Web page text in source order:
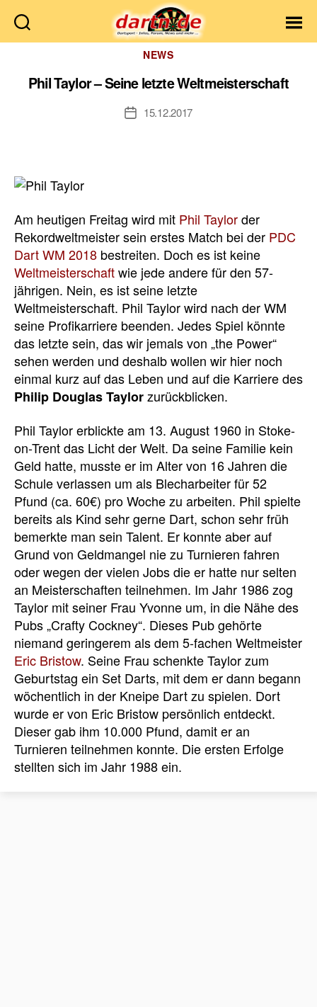
Dartn.de
Kategorien
NEWS
Phil Taylor – Seine letzte Weltmeisterschaft
Veröffentlichungsdatum
15.12.2017
Am heutigen Freitag wird mit Phil Taylorder
Rekordweltmeister sein erstes Match bei der PDC
Dart WM 2018 bestreiten. Doch es ist keine
Weltmeisterschaftwie jede andere für den 57-
jährigen. Nein, es ist seine letzte
Weltmeisterschaft. Phil Taylor wird nach der WM
seine Profikarriere beenden. Jedes Spiel könnte
das letzte sein, das wir jemals von „the Power“
sehen werden und deshalb wollen wir hier noch
einmal kurz auf das Leben und auf die Karriere des
Philip Douglas Taylorzurückblicken.
Phil Taylor erblickte am 13. August 1960 in Stoke-
on-Trent das Licht der Welt. Da seine Familie kein
Geld hatte, musste er im Alter von 16 Jahren die
Schule verlassen um als Blecharbeiter für 52
Pfund (ca. 60€) pro Woche zu arbeiten. Phil spielte
bereits als Kind sehr gerne Dart, schon sehr früh
bemerkte man sein Talent. Er konnte aber auf
Grund von Geldmangel nie zu Turnieren fahren
oder wegen der vielen Jobs die er hatte nur selten
an Meisterschaften teilnehmen. Im Jahr 1986 zog
Taylor mit seiner Frau Yvonne um, in die Nähe des
Pubs „Crafty Cockney“. Dieses Pub gehörte
niemand geringerem als dem 5-fachen Weltmeister
Eric Bristow. Seine Frau schenkte Taylor zum
Geburtstag ein Set Darts, mit dem er dann begann
wöchentlich in der Kneipe Dart zu spielen. Dort
wurde er von Eric Bristow persönlich entdeckt.
Dieser gab ihm 10.000 Pfund, damit er an
Turnieren teilnehmen konnte. Die ersten Erfolge
stellten sich im Jahr 1988 ein.